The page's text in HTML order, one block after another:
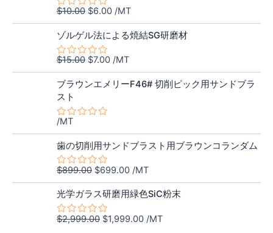
5
段
階
中
0
の
評
価
$10.00 価
格
は
$10.00
で
し
た。
$6.00の
価
格
$6.00
で
す。
/MT
ゾルゲル法による焼結SG研磨材
5
段
階
中
0
の
評
価
$15.00
元
の
価
格
は
で
し
た。
$7.00
現
在
の
価
格
す。
/MT
ブラウンエメリーF46# 切削ピック用サンドブラ
スト
5
段
階
中
0
の
評
価
/MT
歯の切削用サンドブラスト用ブラウンコランダム
5
段
階
中
0
の
評
$899.00
元
の
価
格
は
$899.00
で
$699.00
現
在
の
価
格
$699.00
/MT
光学ガラス研磨用緑色SiC粉末
5
$2,999.00
元
の
価
格
$1,999.00
現
在
の
価
/MT